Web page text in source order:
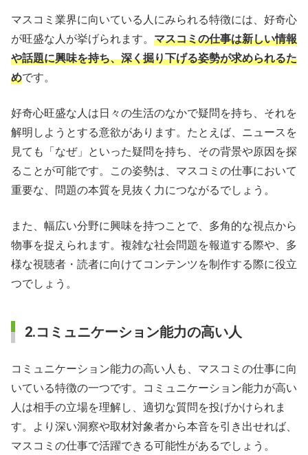
マスコミ業界に向いている人にみられる特徴には、好奇心
が旺盛な人が挙げられます。 マスコミの仕事は新しい情報
や話題に興味を持ち、深く掘り下げる姿勢が求められるた
めです。
好奇心旺盛な人は日々の生活のなかで疑問を持ち、それを
解明しようとする意欲があります。たとえば、ニュースを
見ても「なぜ」といった疑問を持ち、その背景や原因を探
ることが可能です。この姿勢は、マスコミの仕事において
重要な、問題の本質を見抜く力につながるでしょう。
また、幅広い分野に興味を持つことで、多角的な視点から
物事を捉えられます。複雑な社会問題を報道する際や、多
様な視聴者・読者に向けてコンテンツを制作する際に役立
つでしょう。
2.コミュニケーション能力の高い人
コミュニケーション能力の高い人も、マスコミの仕事に向
いている特徴の一つです。コミュニケーション能力が高い
人は相手の立場を理解し、適切な質問を投げかけられま
す。より深い洞察や取材対象者から本音を引き出せれば、
マスコミの仕事で活躍できる可能性があるでしょう。